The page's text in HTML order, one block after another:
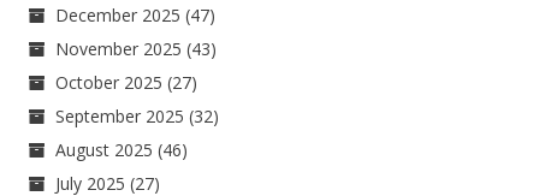
December 2025 (47)
November 2025 (43)
October 2025 (27)
September 2025 (32)
August 2025 (46)
July 2025 (27)